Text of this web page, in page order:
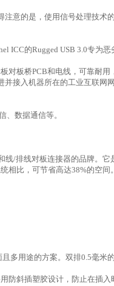
注意的是，使用信号处理技术的
ICC的Rugged USB 3.0专为恶
对板桥PCB和电线，可靠耐用
接入机器所在的工业互联网网
、数据通信等。
线/排线对板连接器的品牌。
相比，可节省高达38%的空间。
多用途的方案。双排0.5毫米
防斜插塑胶设计，防止在插入